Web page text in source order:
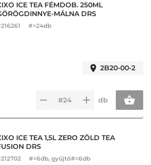
ICE TEA FÉMDOB. 250ML
MÁLNA DRS
216261 #=24db
2B20-00-2
db
ICE TEA 1,5L ZERO ZÖLD TEA
DRS
212702 #=6db, gyűjtő#=6db